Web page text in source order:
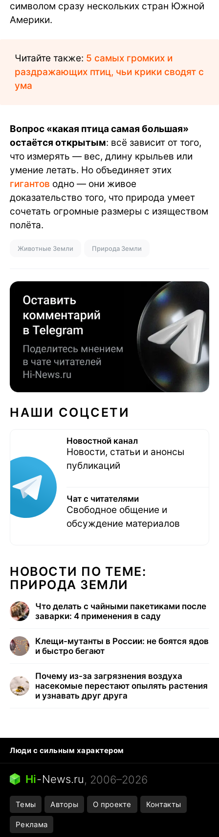
символом сразу нескольких стран Южной
Америки.
Читайте также: 5 самых громких и
раздражающих птиц, чьи крики сводят с
ума
Вопрос «какая птица самая большая»
остаётся открытым: всё зависит от того,
что измерять — вес, длину крыльев или
умение летать. Но объединяет этих
гигантов одно — они живое
доказательство того, что природа умеет
сочетать огромные размеры с изяществом
полёта.
Животные Земли Природа Земли
НАШИ СОЦСЕТИ
Новостной канал
Новости, статьи и анонсы
публикаций
Чат с читателями
Свободное общение и
обсуждение материалов
НОВОСТИ ПО ТЕМЕ:
ПРИРОДА ЗЕМЛИ
Что делать с чайными пакетиками после
заварки: 4 применения в саду
Клещи-мутанты в России: не боятся ядов
и быстро бегают
Почему из-за загрязнения воздуха
насекомые перестают опылять растения
и узнавать друг друга
Люди с сильным характером
Кошка писает на кровать
Тунцы в океанариуме
Ядовитые пауки России
Города в ядерной войне
Открытие в Google Maps
Hi-News.ru, 2006–2026
Темы Авторы О проекте Контакты
Реклама